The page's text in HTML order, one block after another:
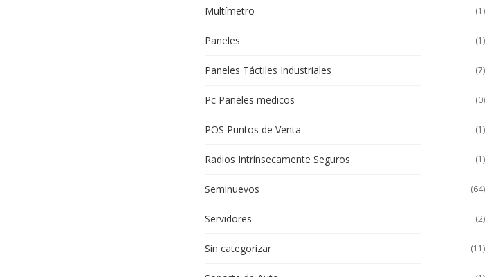
Multímetro (1)
Paneles (1)
Paneles Táctiles Industriales (7)
Pc Paneles medicos (0)
POS Puntos de Venta (1)
Radios Intrínsecamente Seguros (1)
Seminuevos (64)
Servidores (2)
Sin categorizar (11)